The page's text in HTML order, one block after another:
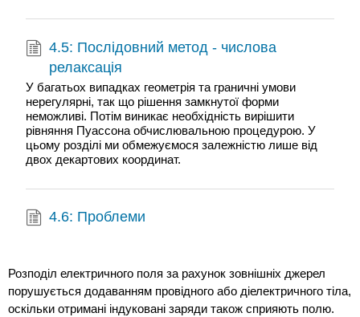
4.5: Послідовний метод - числова
релаксація
У багатьох випадках геометрія та граничні умови
нерегулярні, так що рішення замкнутої форми
неможливі. Потім виникає необхідність вирішити
рівняння Пуассона обчислювальною процедурою. У
цьому розділі ми обмежуємося залежністю лише від
двох декартових координат.
4.6: Проблеми
Розподіл електричного поля за рахунок зовнішніх джерел
порушується додаванням провідного або діелектричного тіла,
оскільки отримані індуковані заряди також сприяють полю.